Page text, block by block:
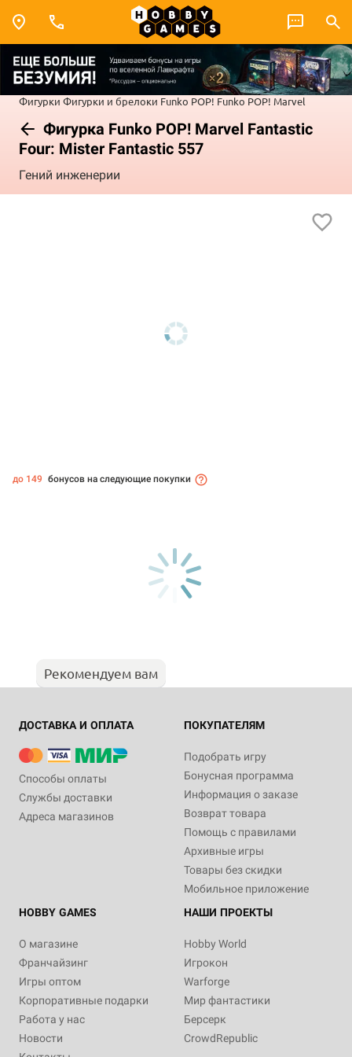
Фигурки Фигурки и брелоки Funko POP! Funko POP! Marvel
Фигурка Funko POP! Marvel Fantastic
Four: Mister Fantastic 557
Гений инженерии
до 149 бонусов на следующие покупки
Рекомендуем вам
ДОСТАВКА И ОПЛАТА
Способы оплаты
Службы доставки
Адреса магазинов
ПОКУПАТЕЛЯМ
Подобрать игру
Бонусная программа
Информация о заказе
Возврат товара
Помощь с правилами
Архивные игры
Товары без скидки
Мобильное приложение
HOBBY GAMES
О магазине
Франчайзинг
Игры оптом
Корпоративные подарки
Работа у нас
Новости
НАШИ ПРОЕКТЫ
Hobby World
Игрокон
Warforge
Мир фантастики
Берсерк
CrowdRepublic